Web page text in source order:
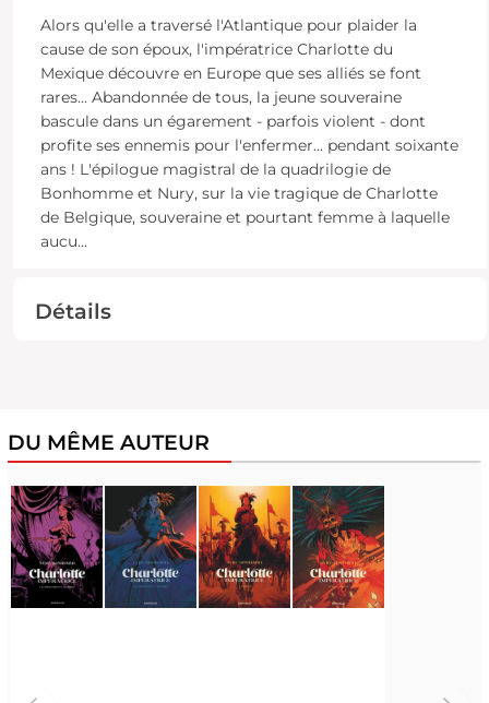
Alors qu'elle a traversé l'Atlantique pour plaider la
cause de son époux, l'impératrice Charlotte du
Mexique découvre en Europe que ses alliés se font
rares... Abandonnée de tous, la jeune souveraine
bascule dans un égarement - parfois violent - dont
profite ses ennemis pour l'enfermer... pendant soixante
ans ! L'épilogue magistral de la quadrilogie de
Bonhomme et Nury, sur la vie tragique de Charlotte
de Belgique, souveraine et pourtant femme à laquelle
aucu...
Détails
DU MÊME AUTEUR